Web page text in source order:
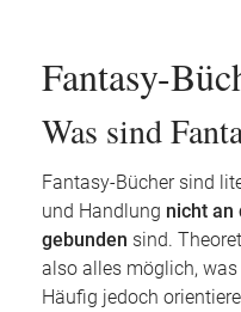
Fantasy-
Was sind
Fantasy-Bücher sind
und Handlung nicht an
gebunden sind.
also alles möglich,
Häufig jedoch